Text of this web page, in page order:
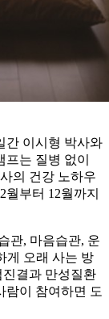
간 이시형 박사와
는 질병 없이
의 건강 노하우
부터 12월까지
관, 마음습관, 운
게 오래 사는 방
결과 만성질환
람이 참여하면 도